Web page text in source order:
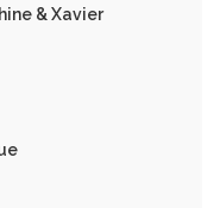
& Xavier